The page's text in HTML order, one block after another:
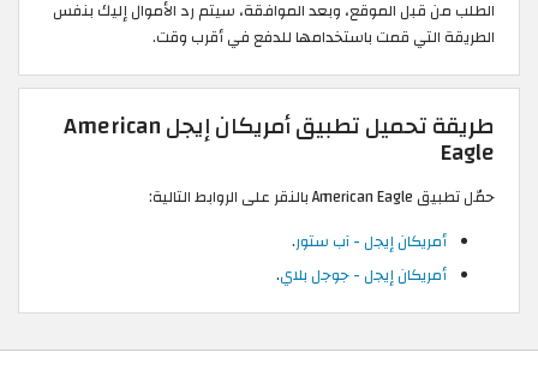
الطلب من قبل الموقع، وبعد الموافقة، سيتم رد الأموال إليك بنفس
الطريقة التي قمت باستخدامها للدفع في أقرب وقت.
طريقة تحميل تطبيق أمريكان إيجل American
Eagle
حمّل تطبيق American Eagle بالنقر على الروابط التالية:
أمريكان إيجل - آب ستور.
أمريكان إيجل - جوجل بلاي.